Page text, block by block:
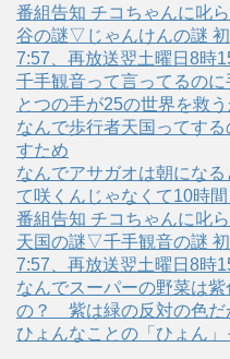
番組告知 チコちゃんに叱
谷の謎▽じゃんけんの謎
7:57、再放送翌土曜日8時
千手観音って言ってるの
とつの手が25の世界を救う
なんで歩行者天国ってす
すため
なんでアサガオは朝にな
て咲くんじゃなくて10時
番組告知 チコちゃんに叱
天国の謎▽千手観音の謎
7:57、再放送翌土曜日8時
なんでスーパーの野菜は
の？ 紫は緑の反対の色だ
ひょんなことの「ひょん